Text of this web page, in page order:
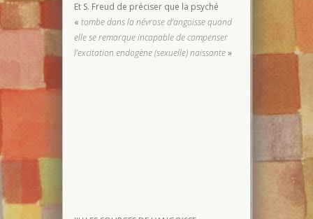
Et S. Freud de préciser que la psyché
« tombe dans la névrose d’angoisse quand
elle se remarque incapable de compenser
l’excitation endogène (sexuelle) naissante»